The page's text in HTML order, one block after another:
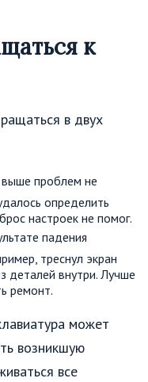
к
в двух
проблем не
определить
настроек не помог.
падения
треснул экран
деталей внутри. Лучше
ремонт.
может
возникшую
все